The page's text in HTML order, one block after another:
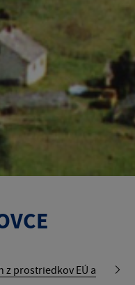
z prostriedkov EÚ a